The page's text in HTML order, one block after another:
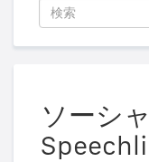
ソーシ